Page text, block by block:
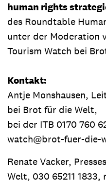
human rights
des Roundtable
unter der Moderation
Tourism Watch bei
Kontakt:
Antje Monshausen,
bei Brot für die Welt,
bei der ITB 0170 760
watch@brot-fuer-die-
Renate Vacker,
Welt, 030 65211